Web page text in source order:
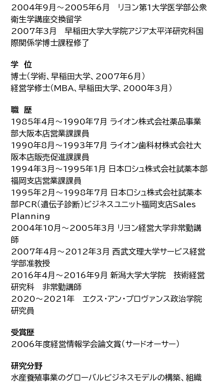
2004年9月～2005年6月 リヨン第1大学医学部公衆
衛生学講座交換留学
2007年3月 早稲田大学大学院アジア太平洋研究科国
際関係学博士課程修了
学 位
博士（学術、早稲田大学、2007年6月）
経営学修士（MBA、早稲田大学、2000年3月）
職 歴
1985年4月～1990年7月 ライオン株式会社薬品事業
部大阪本店営業課課員
1990年8月～1993年7月 ライオン歯科材株式会社大
阪本店販売促進課課員
1994年3月～1995年1月 日本ロシュ株式会社試薬本部
福岡支店営業課課員
1995年2月～1998年7月 日本ロシュ株式会社試薬本
部PCR（遺伝子診断）ビジネスユニット福岡支店Sales
Planning
2004年10月～2005年3月 リヨン経営大学非常勤講
師
2007年4月～2012年3月 西武文理大学サービス経営
学部准教授
2016年4月～2016年9月 新潟大学大学院 技術経営
研究科 非常勤講師
2020～2021年 エクス・アン・プロヴァンス政治学院
研究員
受賞歴
2006年度経営情報学会論文賞（サードオーサー）
研究分野
水産養殖事業のグローバルビジネスモデルの構築、組織